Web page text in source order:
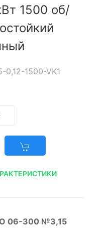
1500 об/
0,12-1500-VK1
06-300 №3,15